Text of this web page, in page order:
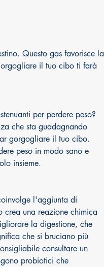
il tuo cibo ti farà
per perdere peso?
che sta guadagnando
gorgogliare il tuo cibo.
peso in modo sano e
insieme.
l'aggiunta di
crea una reazione chimica
la digestione, che
che si bruciano più
consultare un
probiotici che